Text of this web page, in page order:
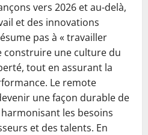
vers 2026 et au-delà,
et des innovations
pas à « travailler
construire une culture du
tout en assurant la
Le remote
une façon durable de
les besoins
et des talents. En